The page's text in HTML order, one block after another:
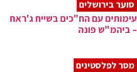
סוער בירושלים
עימותים עם הח"כים בשייח ג'ראח
– ביהמ"ש פונה
מסר לפלסטינים